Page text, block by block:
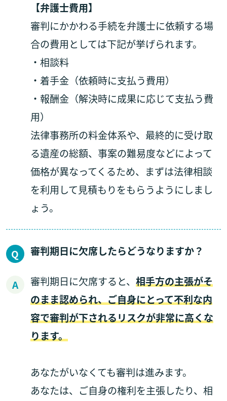
【弁護士費用】
審判にかかわる手続を弁護士に依頼する場
合の費用としては下記が挙げられます。
・相談料
・着手金（依頼時に支払う費用）
・報酬金（解決時に成果に応じて支払う費
用）
法律事務所の料金体系や、最終的に受け取
る遺産の総額、事案の難易度などによって
価格が異なってくるため、まずは法律相談
を利用して見積もりをもらうようにしまし
ょう。
審判期日に欠席したらどうなりますか？
審判期日に欠席すると、 相手方の主張がそ
のまま認められ、ご自身にとって不利な内
容で審判が下されるリスクが非常に高くな
ります。
あなたがいなくても審判は進みます。
あなたは、ご自身の権利を主張したり、相